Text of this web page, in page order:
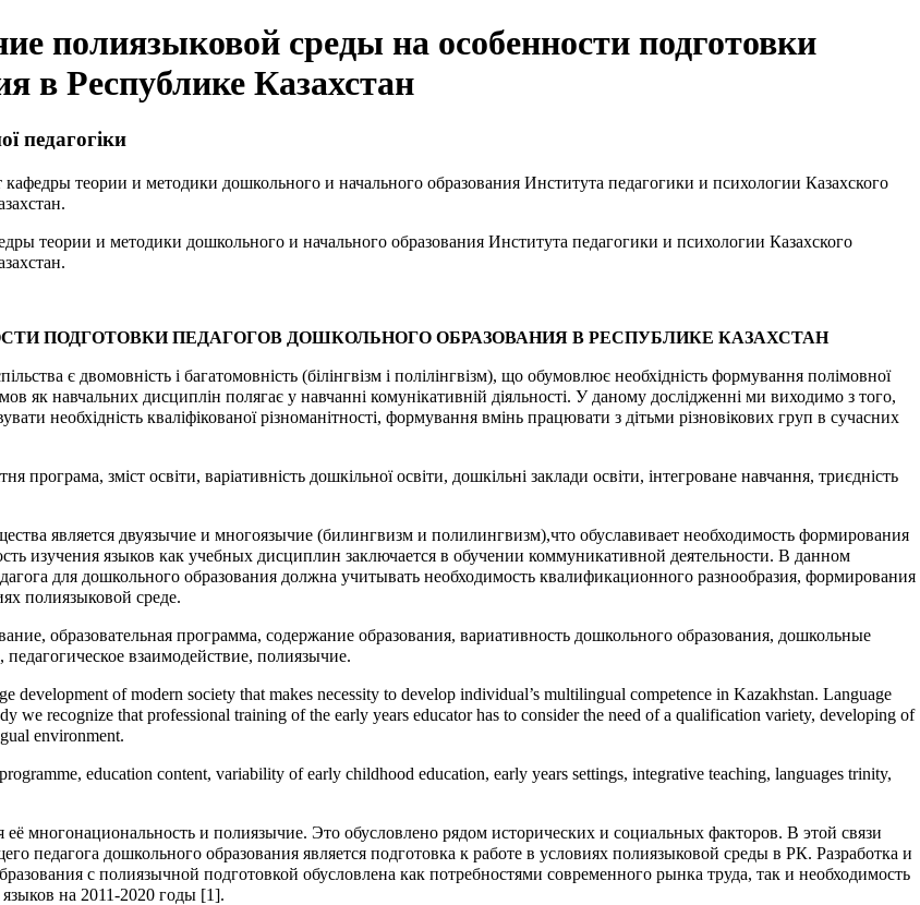
полиязыковой среды на особенности подготовки
в Республике Казахстан
педагогіки
кафедры теории и методики дошкольного и начального образования Института педагогики и психологии Казахского
теории и методики дошкольного и начального образования Института педагогики и психологии Казахского
ПОДГОТОВКИ ПЕДАГОГОВ ДОШКОЛЬНОГО ОБРАЗОВАНИЯ В РЕСПУБЛИКЕ КАЗАХСТАН
є двомовність і багатомовність (білінгвізм і полілінгвізм), що обумовлює необхідність формування полімовної
як навчальних дисциплін полягає у навчанні комунікативній діяльності. У даному дослідженні ми виходимо з того,
необхідність кваліфікованої різноманітності, формування вмінь працювати з дітьми різновікових груп в сучасних
програма, зміст освіти, варіативність дошкільної освіти, дошкільні заклади освіти, інтегроване навчання, триєдність
является двуязычие и многоязычие (билингвизм и полилингвизм),что обуславивает необходимость формирования
изучения языков как учебных дисциплин заключается в обучении коммуникативной деятельности. В данном
для дошкольного образования должна учитывать необходимость квалификационного разнообразия, формирования
полиязыковой среде.
образовательная программа, содержание образования, вариативность дошкольного образования, дошкольные
взаимодействие, полиязычие.
development of modern society that makes necessity to develop individual’s multilingual competence in Kazakhstan. Language
we recognize that professional training of the early years educator has to consider the need of a qualification variety, developing of
environment.
education content, variability of early childhood education, early years settings, integrative teaching, languages trinity,
многонациональность и полиязычие. Это обусловлено рядом исторических и социальных факторов. В этой связи
педагога дошкольного образования является подготовка к работе в условиях полиязыковой среды в РК. Разработка и
с полиязычной подготовкой обусловлена как потребностями современного рынка труда, так и необходимость
на 2011-2020 годы [1].